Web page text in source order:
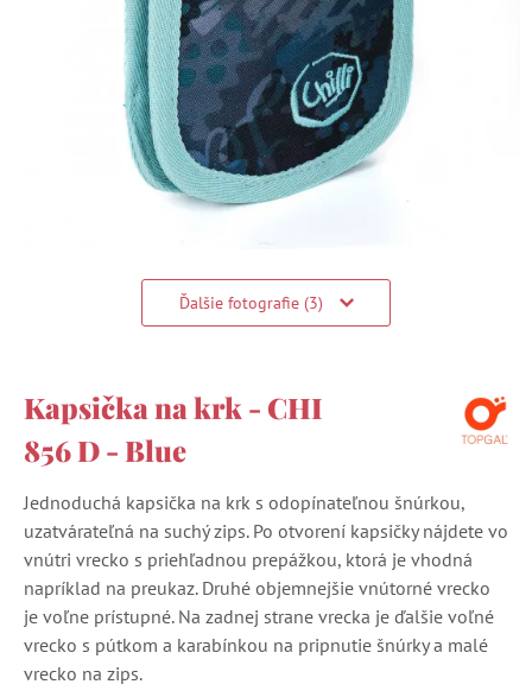
Ďalšie fotografie (3)
Kapsička na krk - CHI
856 D - Blue
Jednoduchá kapsička na krk s odopínateľnou šnúrkou,
uzatvárateľná na suchý zips. Po otvorení kapsičky nájdete vo
vnútri vrecko s priehľadnou prepážkou, ktorá je vhodná
napríklad na preukaz. Druhé objemnejšie vnútorné vrecko
je voľne prístupné. Na zadnej strane vrecka je ďalšie voľné
vrecko s pútkom a karabínkou na pripnutie šnúrky a malé
vrecko na zips.